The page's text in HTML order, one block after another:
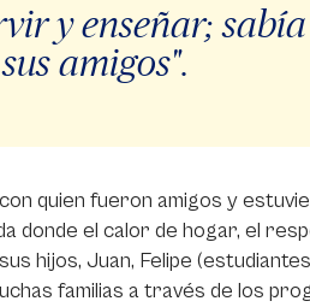
y enseñar;
amigos".
quien fueron amigos y
donde el calor de hogar, el
hijos, Juan, Felipe
familias a través de los